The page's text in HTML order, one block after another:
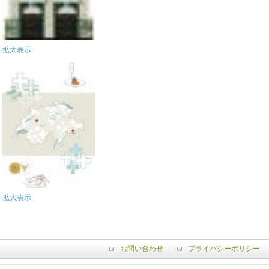
拡大表示
拡大表示
お問い合わせ プライバシーポリシー